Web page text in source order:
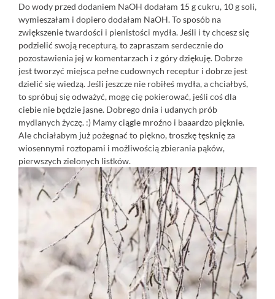
Do wody przed dodaniem NaOH dodałam 15 g cukru, 10 g soli,
wymieszałam i dopiero dodałam NaOH. To sposób na
zwiększenie twardości i pienistości mydła. Jeśli i ty chcesz się
podzielić swoją recepturą, to zapraszam serdecznie do
pozostawienia jej w komentarzach i z góry dziękuję. Dobrze
jest tworzyć miejsca pełne cudownych receptur i dobrze jest
dzielić się wiedzą. Jeśli jeszcze nie robiłeś mydła, a chciałbyś,
to spróbuj się odważyć, mogę cię pokierować, jeśli coś dla
ciebie nie będzie jasne. Dobrego dnia i udanych prób
mydlanych życzę. :) Mamy ciągle mroźno i baaardzo pięknie.
Ale chciałabym już pożegnać to piękno, troszkę tęsknię za
wiosennymi roztopami i możliwością zbierania pąków,
pierwszych zielonych listków.